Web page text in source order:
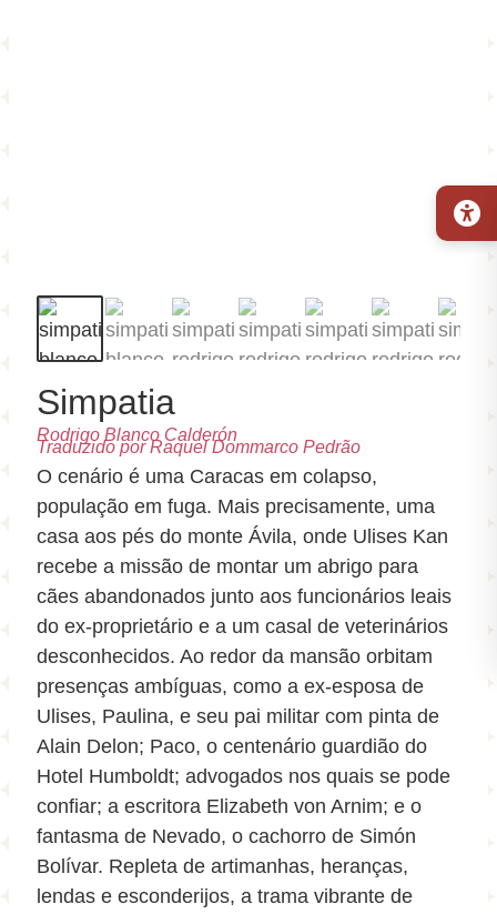
Simpatia
Rodrigo Blanco Calderón
Traduzido por Raquel Dommarco Pedrão
O cenário é uma Caracas em colapso,
população em fuga. Mais precisamente, uma
casa aos pés do monte Ávila, onde Ulises Kan
recebe a missão de montar um abrigo para
cães abandonados junto aos funcionários leais
do ex-proprietário e a um casal de veterinários
desconhecidos. Ao redor da mansão orbitam
presenças ambíguas, como a ex-esposa de
Ulises, Paulina, e seu pai militar com pinta de
Alain Delon; Paco, o centenário guardião do
Hotel Humboldt; advogados nos quais se pode
confiar; a escritora Elizabeth von Arnim; e o
fantasma de Nevado, o cachorro de Simón
Bolívar. Repleta de artimanhas, heranças,
lendas e esconderijos, a trama vibrante de